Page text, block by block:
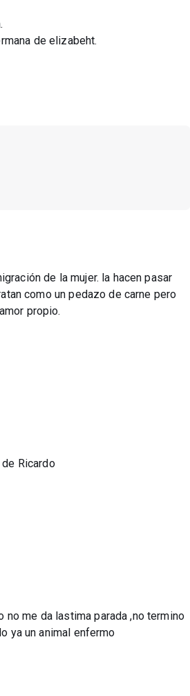
de elizabeht.
de la mujer. la hacen pasar
como un pedazo de carne pero
propio.
Ricardo
me da lastima parada ,no termino
ya un animal enfermo